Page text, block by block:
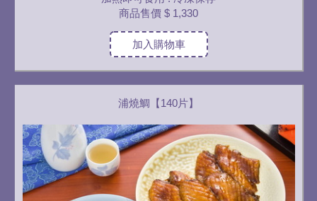
商品售價 $ 1,330
加入購物車
浦燒鯛【140片】